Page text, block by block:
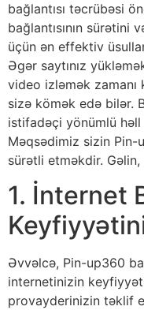
bağlantısı təcrübəsi
bağlantısının sürətini
üçün ən effektiv
Əgər saytınız
video izləmək
sizə kömək edə bilər.
istifadəçi yönümlü həll
Məqsədimiz sizin
sürətli etməkdir. Gəlin,
1. İnternet
Əvvəlcə, Pin-up360
internetinizin
provayderinizin təklif